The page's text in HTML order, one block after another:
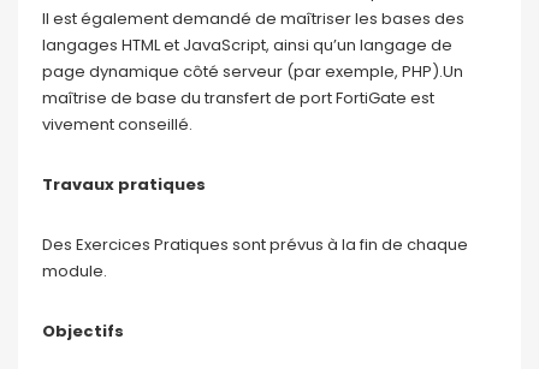
Il est également demandé de maîtriser les bases des
langages HTML et JavaScript, ainsi qu’un langage de
page dynamique côté serveur (par exemple, PHP).Un
maîtrise de base du transfert de port FortiGate est
vivement conseillé.
Travaux pratiques
Des Exercices Pratiques sont prévus à la fin de chaque
module.
Objectifs